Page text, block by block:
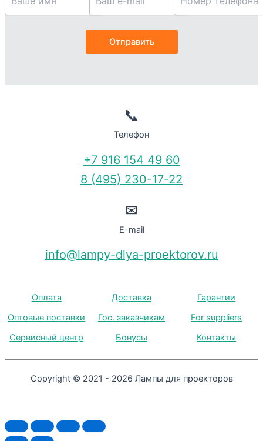
📞
Телефон
+7 916 154 49 60
8 (495) 230-17-22
✉
E-mail
info@lampy-dlya-proektorov.ru
Оплата Доставка
Гарантии
Оптовые поставки
Гос. заказчикам
For suppliers
Сервисный центр
Бонусы Контакты
Copyright © 2021 - 2026 Лампы для проекторов